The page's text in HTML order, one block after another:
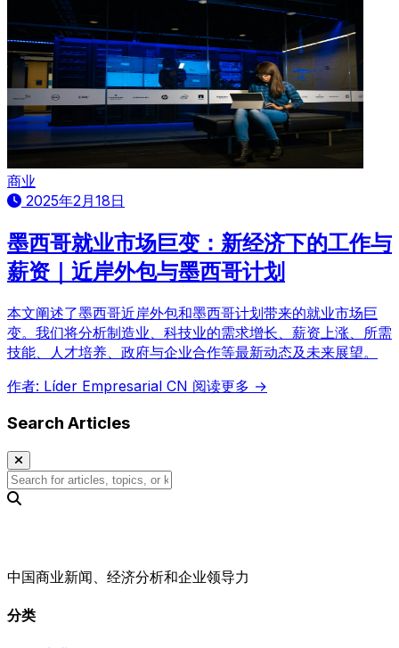
商业
2025年2月18日
墨西哥就业市场巨变：新经济下的工作与
薪资｜近岸外包与墨西哥计划
本文阐述了墨西哥近岸外包和墨西哥计划带来的就业市场巨
变。我们将分析制造业、科技业的需求增长、薪资上涨、所需
技能、人才培养、政府与企业合作等最新动态及未来展望。
作者: Líder Empresarial CN 阅读更多 →
Search Articles
中国商业新闻、经济分析和企业领导力
分类